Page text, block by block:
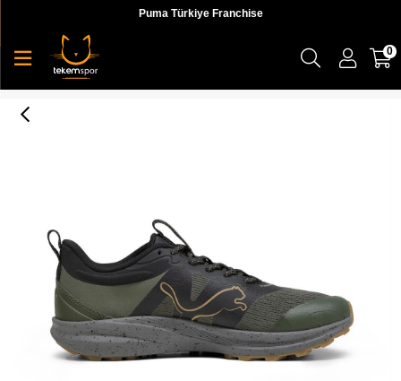
Puma Türkiye Franchise
0